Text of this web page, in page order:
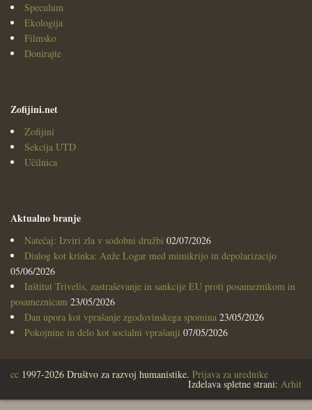
Speculum
Ekologija
Filmsko
Donirajte
Zofijini.net
Zofijini
Sekcija UTD
Učilnica
Aktualno branje
Natečaj: Izviri zla v sodobni družbi 02/07/2026
Dialog kot krinka: Anže Logar med mimikrijo in depolarizacijo
05/06/2026
Inštitut Trivelis, zastraševanje in sankcije EU proti posameznikom in
posameznicam 23/05/2026
Dan upora kot vprašanje zgodovinskega spomina 23/05/2026
Pokojnine in delo kot socialni vprašanji 07/05/2026
cc 1997-2026 Društvo za razvoj humanistike. Prijava za urednike
Izdelava spletne strani: Arhit